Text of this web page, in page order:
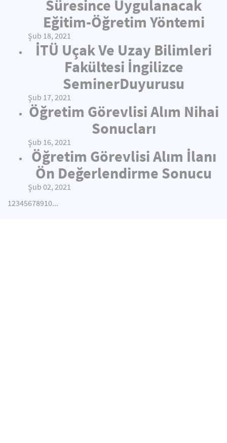
Süresince Uygulanacak
Eğitim-Öğretim Yöntemi
Şub 18, 2021
İTÜ Uçak Ve Uzay Bilimleri
Fakültesi İngilizce
SeminerDuyurusu
Şub 17, 2021
Öğretim Görevlisi Alım Nihai
Sonucları
Şub 16, 2021
Öğretim Görevlisi Alım İlanı
Ön Değerlendirme Sonucu
Şub 02, 2021
12345678910...